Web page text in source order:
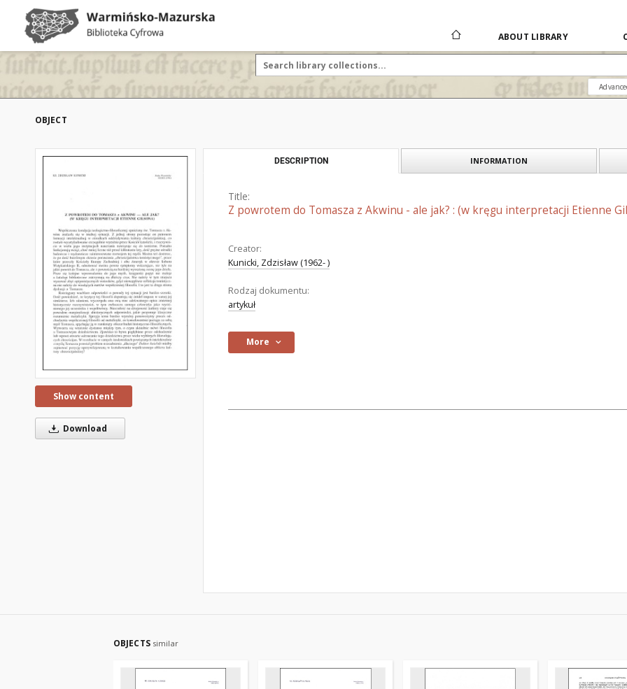
ABOUT LIBRARY
OBJECT
Show content
Download
DESCRIPTION INFORMATION
Title:
Z powrotem do Tomasza z Akwinu - ale jak? : (w kręgu interpretacji Etienne
Creator:
Kunicki, Zdzisław (1962- )
Rodzaj dokumentu:
artykuł
More
OBJECTS similar